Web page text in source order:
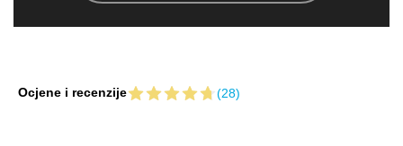
Ocjene i recenzije (28)